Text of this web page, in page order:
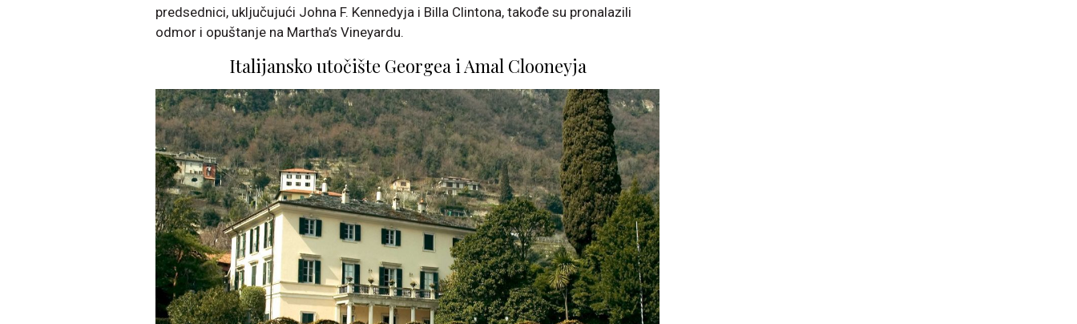
predsednici, uključujući Johna F. Kennedyja i Billa Clintona, takođe su pronalazili
odmor i opuštanje na Martha’s Vineyardu.
Italijansko utočište Georgea i Amal Clooneyja